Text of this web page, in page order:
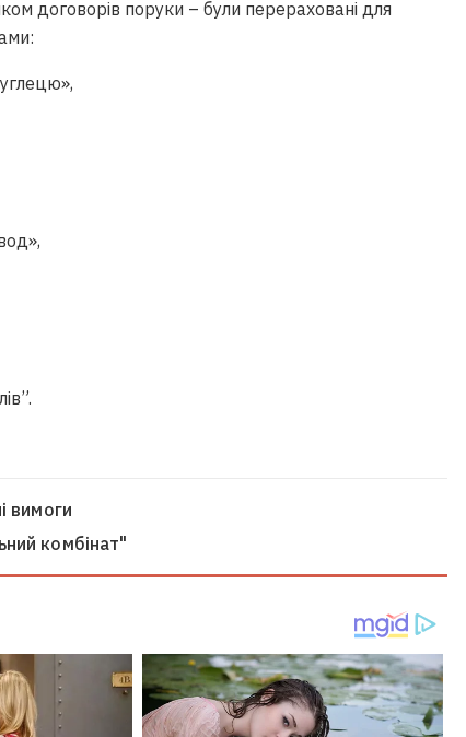
договорів поруки – були перераховані для
вимоги
комбінат"